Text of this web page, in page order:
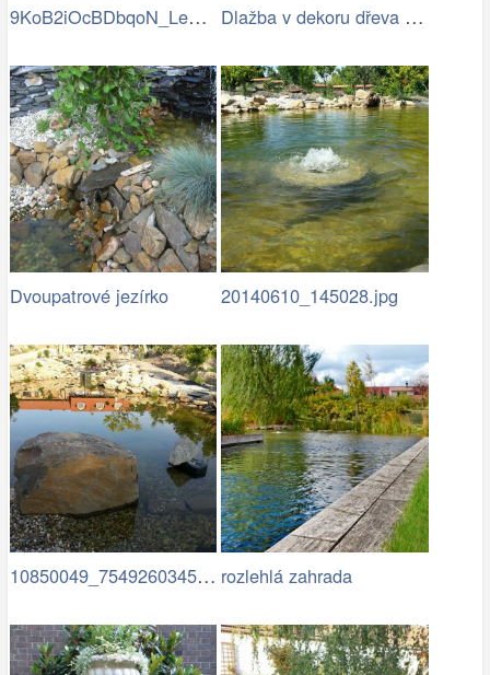
9KoB2iOcBDbqoN_LeD-v_BVRKRg-eH7a8vjtUp9… Dlažba v dekoru dřeva u zahradního…
Dvoupatrové jezírko 20140610_145028.jpg
10850049_754926034583472… rozlehlá zahrada